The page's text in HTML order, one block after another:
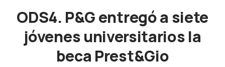
ODS4. P&G entregó a siete
jóvenes universitarios la
beca Prest&Gio